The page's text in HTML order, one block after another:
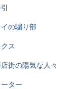
の騙り部
ス
街の陽気な人々
ター